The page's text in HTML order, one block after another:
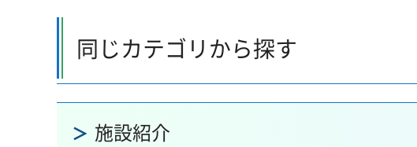
同じカテゴリから探す
施設紹介